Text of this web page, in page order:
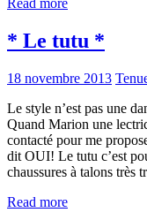
* Le tutu *
18 novembre 2013
Le style n’est pas une
Quand Marion une
contacté pour me
dit OUI! Le tutu c’est
chaussures à talons très
Read more